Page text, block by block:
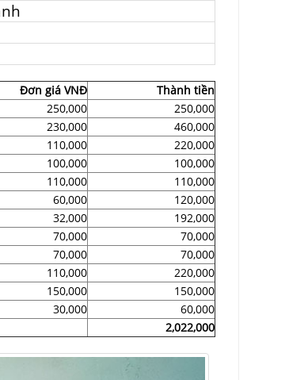
Đơn giá VNĐ
Thành tiền
250,000
250,000
230,000
460,000
110,000
220,000
100,000
100,000
110,000
110,000
60,000
120,000
32,000
192,000
70,000
70,000
70,000
70,000
110,000
220,000
150,000
150,000
30,000
60,000
2,022,000